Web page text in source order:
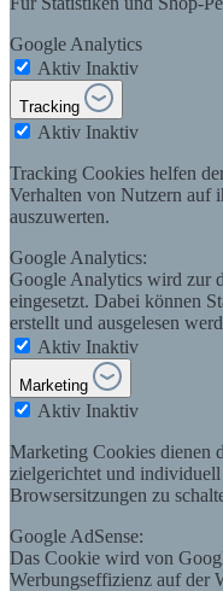
Google Analytics
Aktiv Inaktiv
Tracking
Aktiv Inaktiv
Tracking Cookies helfen
Verhalten von Nutzern auf
auszuwerten.
Google Analytics:
Google Analytics wird zur
eingesetzt. Dabei können
erstellt und ausgelesen
Aktiv Inaktiv
Marketing
Aktiv Inaktiv
Marketing Cookies dienen
zielgerichtet und
Browsersitzungen zu
Google AdSense:
Das Cookie wird von
Werbungseffizienz auf der